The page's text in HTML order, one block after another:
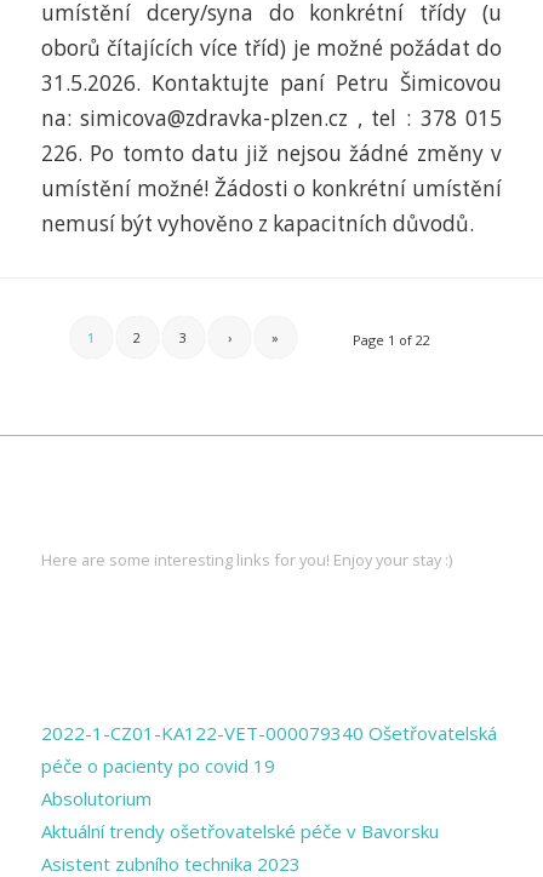
umístění dcery/syna do konkrétní třídy (u
oborů čítajících více tříd) je možné požádat do
31.5.2026. Kontaktujte paní Petru Šimicovou
na: simicova@zdravka-plzen.cz , tel : 378 015
226. Po tomto datu již nejsou žádné změny v
umístění možné! Žádosti o konkrétní umístění
nemusí být vyhověno z kapacitních důvodů.
Page 1 of 22
1 2 3 › »
Here are some interesting links for you! Enjoy your stay :)
2022-1-CZ01-KA122-VET-000079340 Ošetřovatelská
péče o pacienty po covid 19
Absolutorium
Aktuální trendy ošetřovatelské péče v Bavorsku
Asistent zubního technika 2023